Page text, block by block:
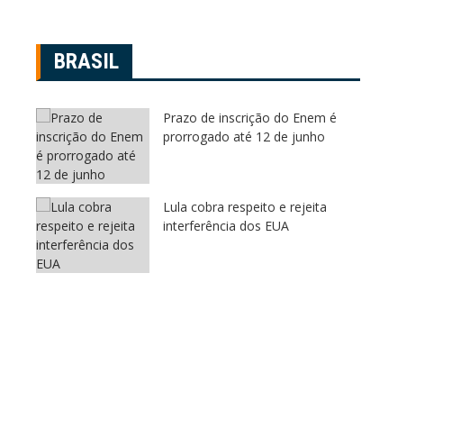
BRASIL
Prazo de inscrição do Enem é
prorrogado até 12 de junho
Lula cobra respeito e rejeita
interferência dos EUA